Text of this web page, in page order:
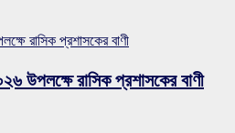
রাসিক প্রশাসকের বাণী
উপলক্ষে রাসিক প্রশাসকের বাণী